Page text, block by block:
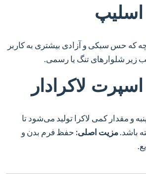
که حس سبکی و آزادی بیشتری به کاربر
زیر شلوارهای تنگ یا رسمی.
و مقدار کمی لاکرا تولید می‌شود تا
باشد.مزیت اصلی: حفظ فرم بدن و